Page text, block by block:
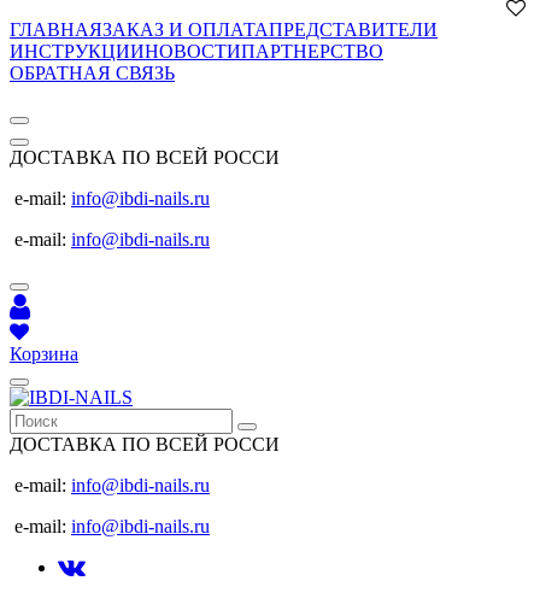
ГЛАВНАЯЗАКАЗ И ОПЛАТАПРЕДСТАВИТЕЛИ
ИНСТРУКЦИИНОВОСТИПАРТНЕРСТВО
ОБРАТНАЯ СВЯЗЬ
ДОСТАВКА ПО ВСЕЙ РОССИ
e-mail: info@ibdi-nails.ru
e-mail: info@ibdi-nails.ru
Корзина
ДОСТАВКА ПО ВСЕЙ РОССИ
e-mail: info@ibdi-nails.ru
e-mail: info@ibdi-nails.ru